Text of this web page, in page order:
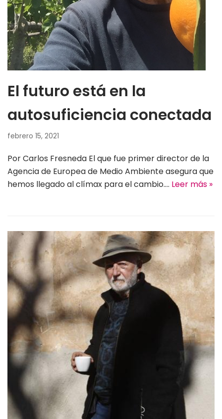
El futuro está en la
autosuficiencia conectada
febrero 15, 2021
Por Carlos Fresneda El que fue primer director de la
Agencia de Europea de Medio Ambiente asegura que
hemos llegado al clímax para el cambio.… Leer más »